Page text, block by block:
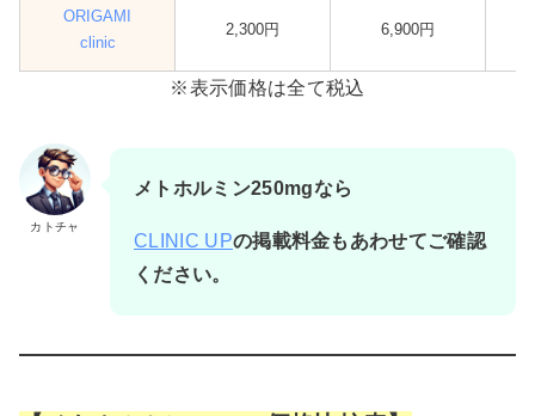
ORIGAMI
clinic
2,300円 6,900円
※表示価格は全て税込
カトチャ
メトホルミン250mgなら
CLINIC UPの掲載料金もあわせてご確認
ください。